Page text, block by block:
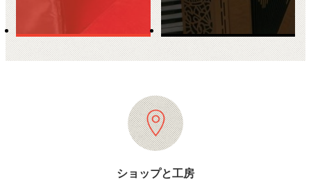
ショップと工房